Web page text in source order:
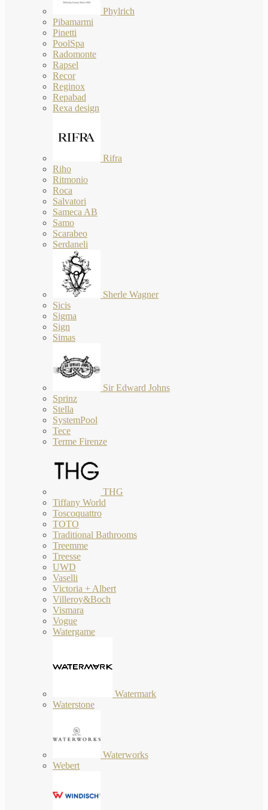
Phylrich
Pibamarmi
Pinetti
PoolSpa
Radomonte
Rapsel
Recor
Reginox
Repabad
Rexa design
Rifra
Riho
Ritmonio
Roca
Salvatori
Sameca AB
Samo
Scarabeo
Serdaneli
Sherle Wagner
Sicis
Sigma
Sign
Simas
Sir Edward Johns
Sprinz
Stella
SystemPool
Tece
Terme Firenze
THG
Tiffany World
Toscoquattro
TOTO
Traditional Bathrooms
Treemme
Treesse
UWD
Vaselli
Victoria + Albert
Villeroy&Boch
Vismara
Vogue
Watergame
Watermark
Waterstone
Waterworks
Webert